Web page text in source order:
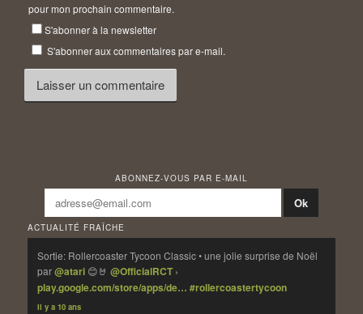
pour mon prochain commentaire.
S'abonner à la newsletter
S'abonner aux commentaires par e-mail.
ABONNEZ-VOUS PAR E-MAIL
ACTUALITÉ FRAÎCHE
Sortie: Rollercoaster Tycoon Classic • une jolie surprise de Noël
par@atari 😊🤘@OfficialRCT ›
play.google.com/store/apps/de… #rollercoastertycoon
Il y a 10 ans